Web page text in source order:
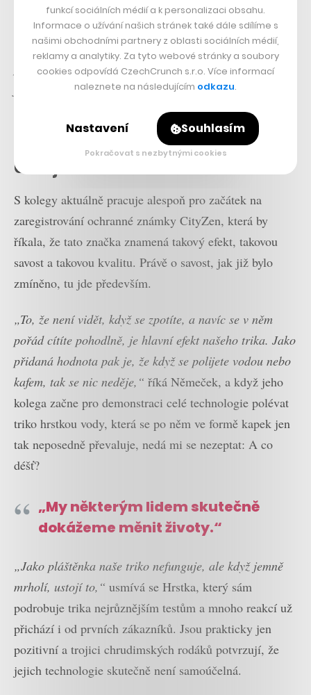
technologii patentovat, ale tomu se zatím brání. Jednak
se taková receptura těžko patentuje a navíc spolu s
patentem ji vždy musíte kompletně uveřejnit.„Když ji
pak někdo o deset procent změní a bude mu to
fungovat, tak už se na něj patent nevztahuje,“
vysvětluje Němeček, který již má s pár patentovými
řízeními vlastní zkušenost.
Ustojí i mrholení
S kolegy aktuálně pracuje alespoň pro začátek na
zaregistrování ochranné známky CityZen, která by
říkala, že tato značka znamená takový efekt, takovou
savost a takovou kvalitu. Právě o savost, jak již bylo
zmíněno, tu jde především.
„To, že není vidět, když se zpotíte, a navíc se v něm
pořád cítíte pohodlně, je hlavní efekt našeho trika. Jako
přidaná hodnota pak je, že když se polijete vodou nebo
kafem, tak se nic neděje,“ říká Němeček, a když jeho
kolega začne pro demonstraci celé technologie polévat
triko hrstkou vody, která se po něm ve formě kapek jen
tak neposedně převaluje, nedá mi se nezeptat: A co
déšť?
„My některým lidem skutečně
dokážeme měnit životy.“
„Jako pláštěnka naše triko nefunguje, ale když jemně
mrholí, ustojí to,“ usmívá se Hrstka, který sám
podrobuje trika nejrůznějším testům a mnoho reakcí už
přichází i od prvních zákazníků. Jsou prakticky jen
pozitivní a trojici chrudimských rodáků potvrzují, že
jejich technologie skutečně není samoúčelná.
funkcí sociálních médií a k personalizaci obsahu.
Informace o užívání našich stránek také dále sdílíme s
našimi obchodními partnery z oblasti sociálních médií,
reklamy a analytiky. Za tyto webové stránky a soubory
cookies odpovídá CzechCrunch s.r.o. Více informací
naleznete na následujícím odkazu.
Nastavení Souhlasím
Pokračovat s nezbytnými cookies